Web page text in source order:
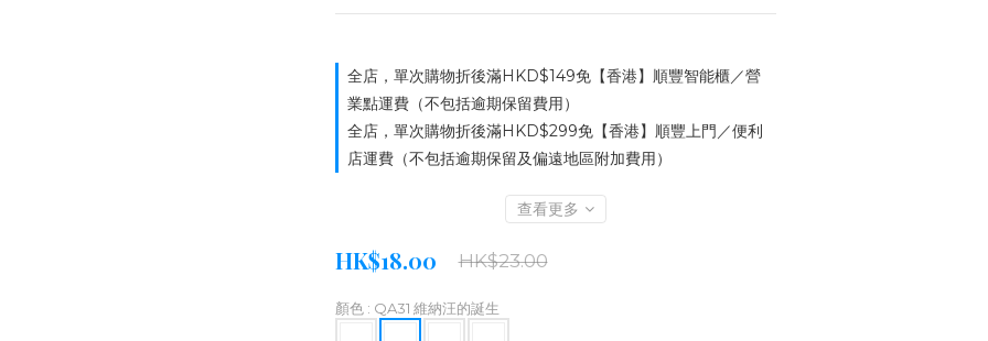
全店，單次購物折後滿HKD$149免【香港】順豐智能櫃／營
業點運費（不包括逾期保留費用）
全店，單次購物折後滿HKD$299免【香港】順豐上門／便利
店運費（不包括逾期保留及偏遠地區附加費用）
查看更多
HK$18.00 HK$23.00
顏色 : QA31 維納汪的誕生